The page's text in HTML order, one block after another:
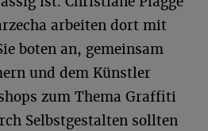
arbeiten dort mit
boten an, gemeinsam
und dem Künstler
zum Thema Graffiti
Selbstgestalten sollten